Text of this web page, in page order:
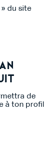
du site
de
à ton profil